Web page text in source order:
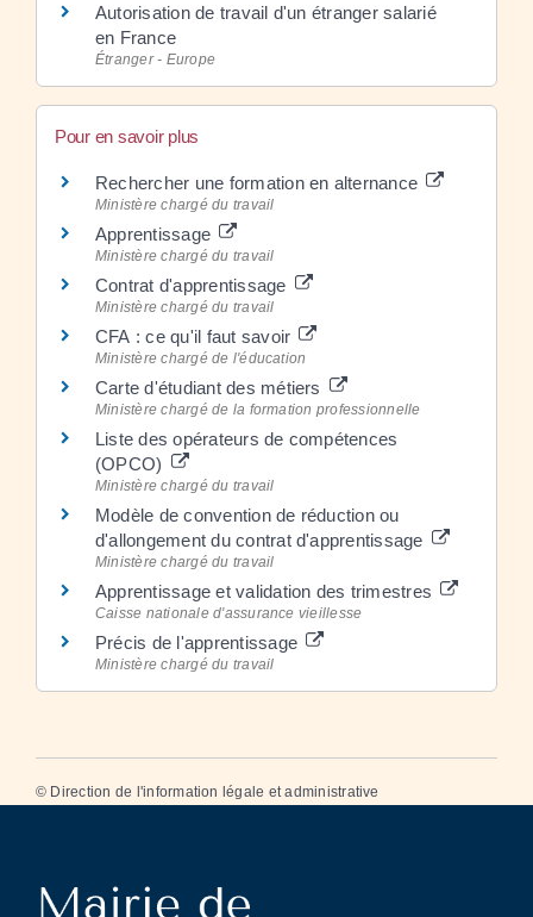
Autorisation de travail d'un étranger salarié
en France
Étranger - Europe
Pour en savoir plus
Rechercher une formation en alternance
Ministère chargé du travail
Apprentissage
Ministère chargé du travail
Contrat d'apprentissage
Ministère chargé du travail
CFA : ce qu'il faut savoir
Ministère chargé de l'éducation
Carte d'étudiant des métiers
Ministère chargé de la formation professionnelle
Liste des opérateurs de compétences
(OPCO)
Ministère chargé du travail
Modèle de convention de réduction ou
d'allongement du contrat d'apprentissage
Ministère chargé du travail
Apprentissage et validation des trimestres
Caisse nationale d'assurance vieillesse
Précis de l'apprentissage
Ministère chargé du travail
© Direction de l'information légale et administrative